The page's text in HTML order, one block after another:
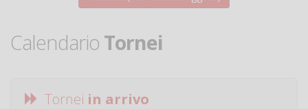
Calendario Tornei
Tornei in arrivo